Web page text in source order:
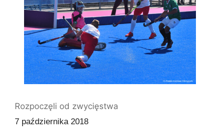
Rozpoczęli od zwycięstwa
7 października 2018